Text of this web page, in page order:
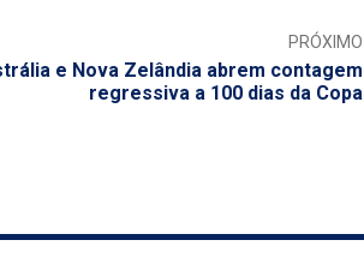
PRÓXIMO
e Nova Zelândia abrem contagem
regressiva a 100 dias da Copa